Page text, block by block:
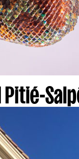
Pitié-